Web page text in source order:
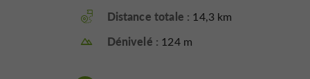
Distance totale : 14,3 km
Dénivelé : 124 m